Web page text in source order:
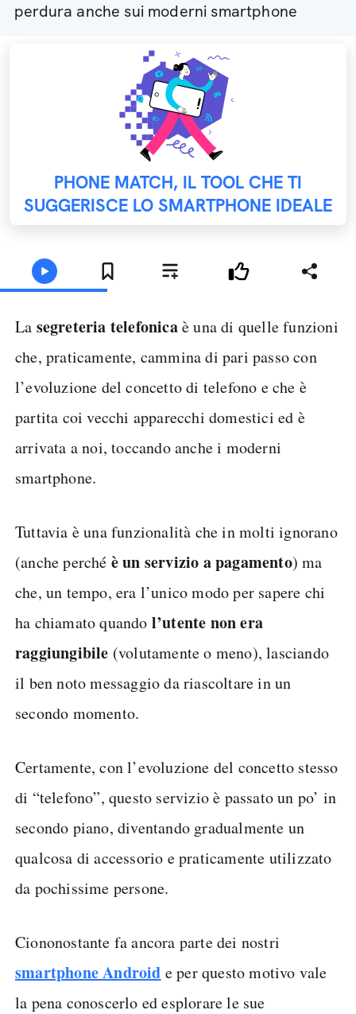
perdura anche sui moderni smartphone
PHONE MATCH, IL TOOL CHE TI
SUGGERISCE LO SMARTPHONE IDEALE
La segreteria telefonicaè una di quelle funzioni
che, praticamente, cammina di pari passo con
l’evoluzione del concetto di telefono e che è
partita coi vecchi apparecchi domestici ed è
arrivata a noi, toccando anche i moderni
smartphone.
Tuttavia è una funzionalità che in molti ignorano
(anche perché è un servizio a pagamento) ma
che, un tempo, era l’unico modo per sapere chi
ha chiamato quando l’utente non era
raggiungibile (volutamente o meno), lasciando
il ben noto messaggio da riascoltare in un
secondo momento.
Certamente, con l’evoluzione del concetto stesso
di “telefono”, questo servizio è passato un po’ in
secondo piano, diventando gradualmente un
qualcosa di accessorio e praticamente utilizzato
da pochissime persone.
Ciononostante fa ancora parte dei nostri
smartphone Android e per questo motivo vale
la pena conoscerlo ed esplorare le sue